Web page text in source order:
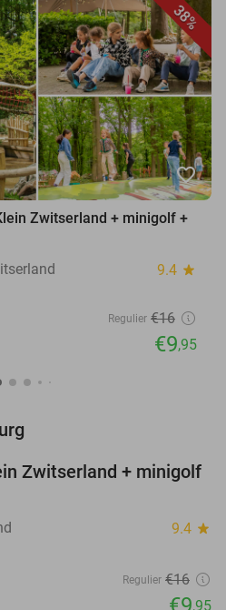
38%
favorite_border
Zwitserland + minigolf +
9.4 star
Regulier €16
€9,95
38%
Zwitserland + minigolf
9.4 star
Regulier €16
,95